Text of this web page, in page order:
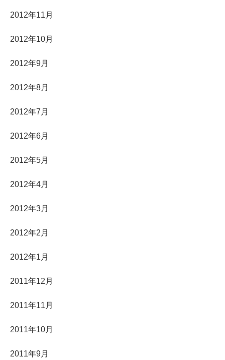
2012年11月
2012年10月
2012年9月
2012年8月
2012年7月
2012年6月
2012年5月
2012年4月
2012年3月
2012年2月
2012年1月
2011年12月
2011年11月
2011年10月
2011年9月